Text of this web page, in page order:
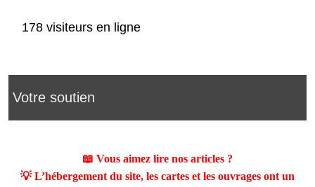
178 visiteurs en ligne
Votre soutien
📖 Vous aimez lire nos articles ?
💡 L’hébergement du site, les cartes et les ouvrages ont un